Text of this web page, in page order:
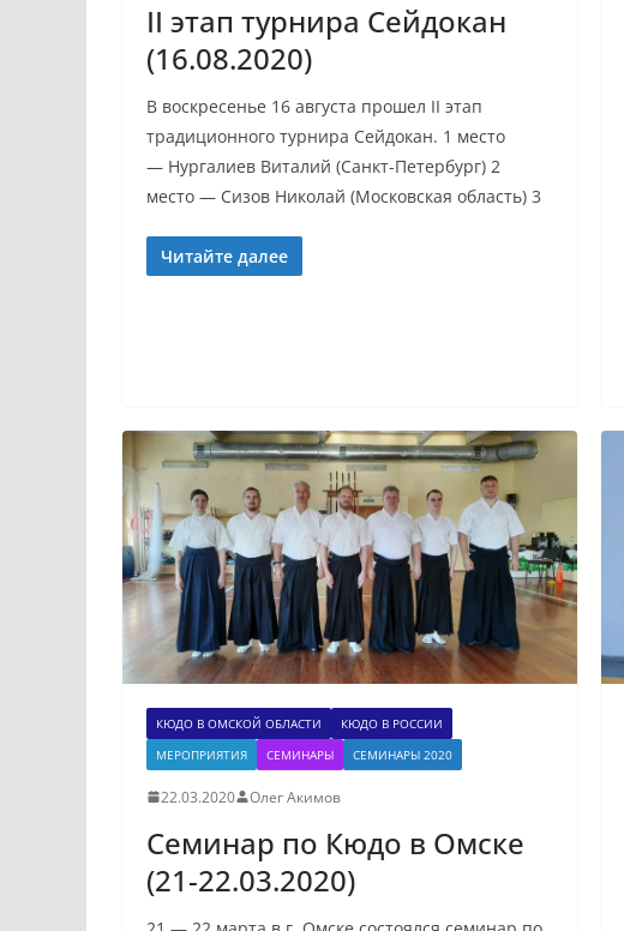
II этап турнира Сейдокан
(16.08.2020)
В воскресенье 16 августа прошел II этап
традиционного турнира Сейдокан. 1 место
— Нургалиев Виталий (Санкт-Петербург) 2
место — Сизов Николай (Московская область) 3
Читайте далее
КЮДО В ОМСКОЙ ОБЛАСТИ
КЮДО В РОССИИ
МЕРОПРИЯТИЯ
СЕМИНАРЫ СЕМИНАРЫ 2020
22.03.2020 Олег Акимов
Семинар по Кюдо в Омске
(21-22.03.2020)